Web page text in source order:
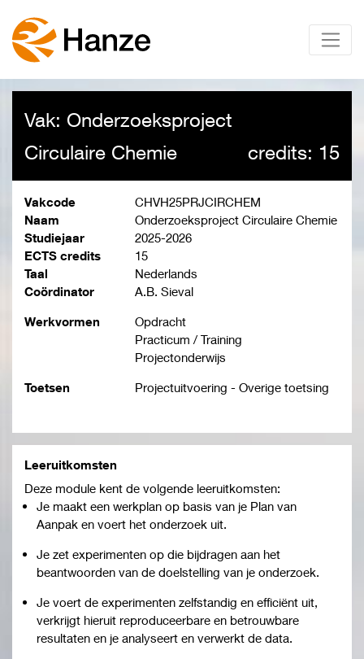
Vak: Onderzoeksproject
Circulaire Chemie
credits: 15
Vakcode
CHVH25PRJCIRCHEM
Naam
Onderzoeksproject Circulaire Chemie
Studiejaar
2025-2026
ECTS credits
15
Taal
Nederlands
Coördinator
A.B. Sieval
Werkvormen
Opdracht
Practicum / Training
Projectonderwijs
Toetsen Projectuitvoering - Overige toetsing
Leeruitkomsten
Deze module kent de volgende leeruitkomsten:
Je maakt een werkplan op basis van je Plan van
Aanpak en voert het onderzoek uit.
Je zet experimenten op die bijdragen aan het
beantwoorden van de doelstelling van je onderzoek.
Je voert de experimenten zelfstandig en efficiënt uit,
verkrijgt hieruit reproduceerbare en betrouwbare
resultaten en je analyseert en verwerkt de data.